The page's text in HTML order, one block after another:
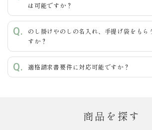
は可能ですか？
のし掛けやのしの名入れ、手提げ袋をもら
すか？
適格請求書要件に対応可能ですか？
商品を探す